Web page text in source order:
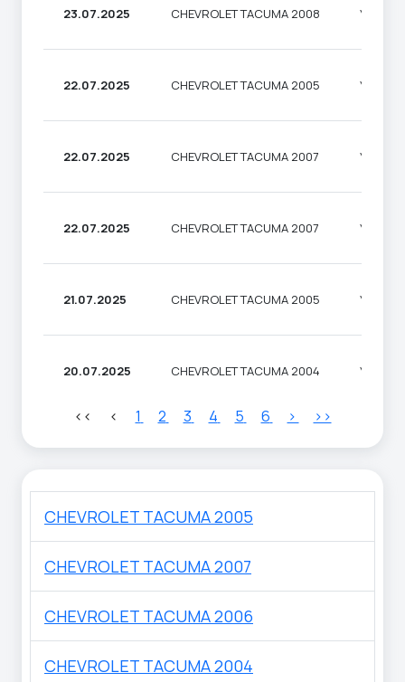
23.07.2025 CHEVROLET TACUMA 2008
22.07.2025 CHEVROLET TACUMA 2005
22.07.2025 CHEVROLET TACUMA 2007
22.07.2025 CHEVROLET TACUMA 2007
21.07.2025 CHEVROLET TACUMA 2005
20.07.2025 CHEVROLET TACUMA 2004
<< < 1 2 3 4 5 6 > >>
CHEVROLET TACUMA 2005
CHEVROLET TACUMA 2007
CHEVROLET TACUMA 2006
CHEVROLET TACUMA 2004